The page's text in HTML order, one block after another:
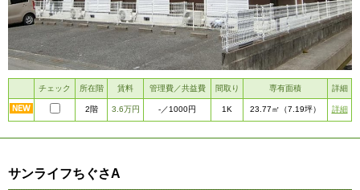
チェック 所在階 賃料 管理費／共益費 間取り 専有面積 詳細
2階 3.6万円 -／1000円 1K 23.77㎡ （7.19坪） 詳細
サンライフちぐさA